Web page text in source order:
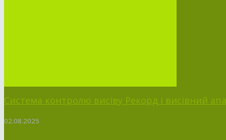
Система контролю висіву Рекорд і висівний
02.08.2025